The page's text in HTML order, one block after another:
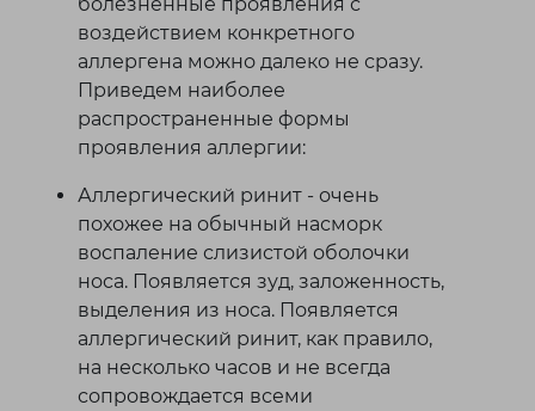
воздействием конкретного
аллергена можно далеко не сразу.
Приведем наиболее
распространенные формы
проявления аллергии:
Аллергический ринит - очень
похожее на обычный насморк
воспаление слизистой оболочки
носа. Появляется зуд, заложенность,
выделения из носа. Появляется
аллергический ринит, как правило,
на несколько часов и не всегда
сопровождается всеми